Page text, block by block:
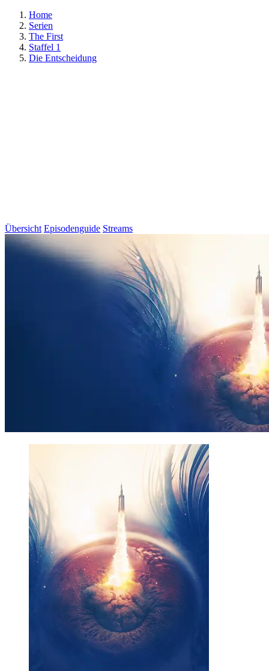
Home
Serien
The First
Staffel 1
Die Entscheidung
Übersicht Episodenguide Streams